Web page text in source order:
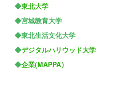
◆東北大学
◆宮城教育大学
◆東北生活文化大学
◆デジタルハリウッド大学
◆企業(MAPPA）